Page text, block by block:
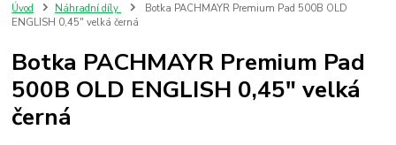
Úvod Náhradní díly
Botka PACHMAYR Premium Pad 500B OLD
ENGLISH 0,45" velká černá
Botka PACHMAYR Premium Pad
500B OLD ENGLISH 0,45" velká
černá